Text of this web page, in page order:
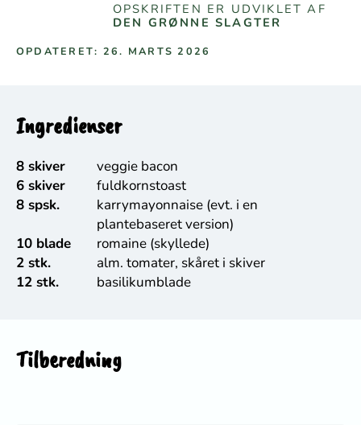
OPSKRIFTEN ER UDVIKLET AF
DEN GRØNNE SLAGTER
OPDATERET: 26. MARTS 2026
Ingredienser
8 skiver
veggie bacon
6 skiver
fuldkornstoast
8 spsk.
karrymayonnaise (evt. i en
plantebaseret version)
10 blade
romaine (skyllede)
2 stk.
alm. tomater, skåret i skiver
12 stk.
basilikumblade
Tilberedning